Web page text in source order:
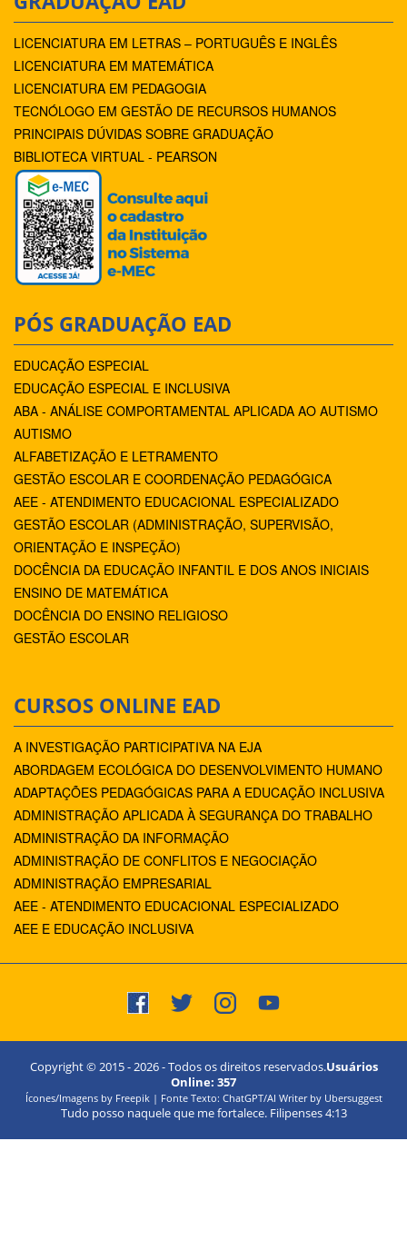
LICENCIATURA EM LETRAS – PORTUGUÊS E INGLÊS
LICENCIATURA EM MATEMÁTICA
LICENCIATURA EM PEDAGOGIA
TECNÓLOGO EM GESTÃO DE RECURSOS HUMANOS
PRINCIPAIS DÚVIDAS SOBRE GRADUAÇÃO
BIBLIOTECA VIRTUAL - PEARSON
PÓS GRADUAÇÃO EAD
EDUCAÇÃO ESPECIAL
EDUCAÇÃO ESPECIAL E INCLUSIVA
ABA - ANÁLISE COMPORTAMENTAL APLICADA AO AUTISMO
AUTISMO
ALFABETIZAÇÃO E LETRAMENTO
GESTÃO ESCOLAR E COORDENAÇÃO PEDAGÓGICA
AEE - ATENDIMENTO EDUCACIONAL ESPECIALIZADO
GESTÃO ESCOLAR (ADMINISTRAÇÃO, SUPERVISÃO,
ORIENTAÇÃO E INSPEÇÃO)
DOCÊNCIA DA EDUCAÇÃO INFANTIL E DOS ANOS INICIAIS
ENSINO DE MATEMÁTICA
DOCÊNCIA DO ENSINO RELIGIOSO
GESTÃO ESCOLAR
CURSOS ONLINE EAD
A INVESTIGAÇÃO PARTICIPATIVA NA EJA
ABORDAGEM ECOLÓGICA DO DESENVOLVIMENTO HUMANO
ADAPTAÇÕES PEDAGÓGICAS PARA A EDUCAÇÃO INCLUSIVA
ADMINISTRAÇÃO APLICADA À SEGURANÇA DO TRABALHO
ADMINISTRAÇÃO DA INFORMAÇÃO
ADMINISTRAÇÃO DE CONFLITOS E NEGOCIAÇÃO
ADMINISTRAÇÃO EMPRESARIAL
AEE - ATENDIMENTO EDUCACIONAL ESPECIALIZADO
AEE E EDUCAÇÃO INCLUSIVA
Copyright © 2015 -2026- Todos os direitos reservados.Usuários
Online: 357
Ícones/Imagens by Freepik | Fonte Texto: ChatGPT/AI Writer by Ubersuggest
Tudo posso naquele que me fortalece. Filipenses 4:13